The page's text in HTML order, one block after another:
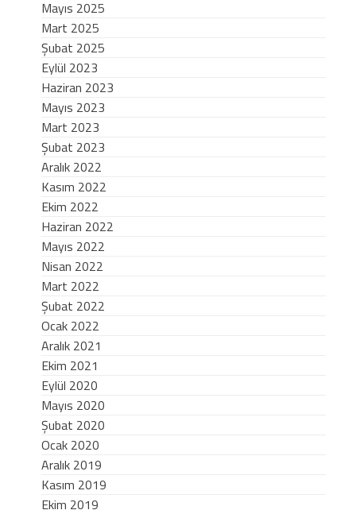
Mayıs 2025
Mart 2025
Şubat 2025
Eylül 2023
Haziran 2023
Mayıs 2023
Mart 2023
Şubat 2023
Aralık 2022
Kasım 2022
Ekim 2022
Haziran 2022
Mayıs 2022
Nisan 2022
Mart 2022
Şubat 2022
Ocak 2022
Aralık 2021
Ekim 2021
Eylül 2020
Mayıs 2020
Şubat 2020
Ocak 2020
Aralık 2019
Kasım 2019
Ekim 2019